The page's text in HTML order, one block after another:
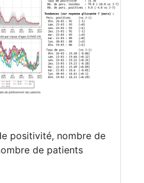
positivité, nombre de
de patients